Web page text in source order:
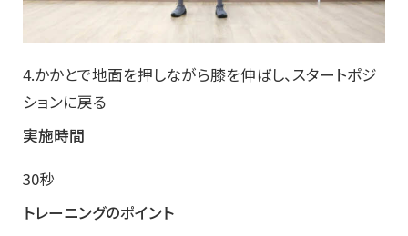
4.かかとで地面を押しながら膝を伸ばし、スタートポジ
ションに戻る
実施時間
30秒
トレーニングのポイント